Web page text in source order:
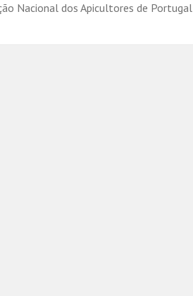
Nacional dos Apicultores de Portugal